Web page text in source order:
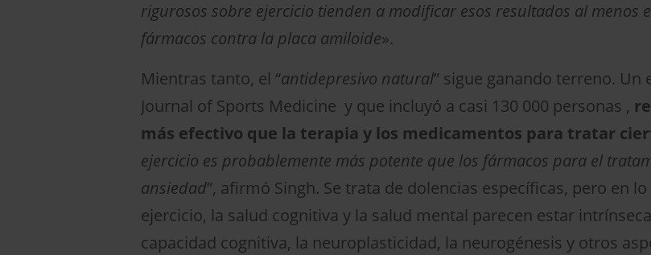
rigurosos sobre ejercicio tienden a modificar esos resultados al menos
fármacos contra la placa amiloide».
Mientras tanto, el “antidepresivo natural” sigue ganando terreno.
Journal of Sports Medicine y que incluyó a casi 130 000 personas ,
más efectivo que la terapia y los medicamentos para tratar
ejercicio es probablemente más potente que los fármacos para el
ansiedad”, afirmó Singh. Se trata de dolencias específicas, pero en
ejercicio, la salud cognitiva y la salud mental parecen estar
capacidad cognitiva, la neuroplasticidad, la neurogénesis y otros